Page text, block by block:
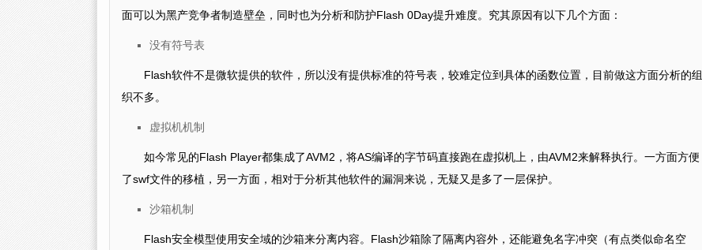
面可以为黑产竞争者制造壁垒，同时也为分析和防护Flash 0Day提升难度。究其原因有以下几个方面：
没有符号表
Flash软件不是微软提供的软件，所以没有提供标准的符号表，较难定位到具体的函数位置，目前做这方面分析的组
织不多。
虚拟机机制
如今常见的Flash Player都集成了AVM2，将AS编译的字节码直接跑在虚拟机上，由AVM2来解释执行。一方面方便
了swf文件的移植，另一方面，相对于分析其他软件的漏洞来说，无疑又是多了一层保护。
沙箱机制
Flash安全模型使用安全域的沙箱来分离内容。Flash沙箱除了隔离内容外，还能避免名字冲突（有点类似命名空